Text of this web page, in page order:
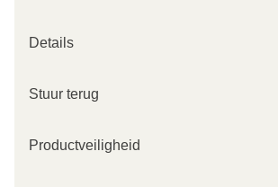
Details
Stuur terug
Productveiligheid